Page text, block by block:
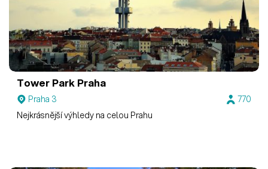
Tower Park Praha
Praha 3
770
Nejkrásnější výhledy na celou Prahu